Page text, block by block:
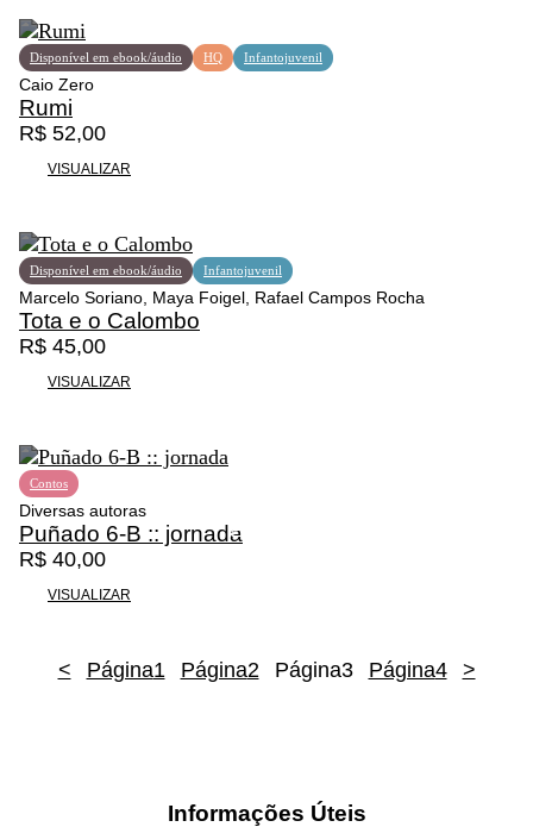
Disponível em ebook/áudio HQ Infantojuvenil
Caio Zero
Rumi
R$ 52,00
VISUALIZAR
Disponível em ebook/áudio Infantojuvenil
Marcelo Soriano, Maya Foigel, Rafael Campos Rocha
Tota e o Calombo
R$ 45,00
VISUALIZAR
Contos
Diversas autoras
Puñado 6-B :: jornada
R$ 40,00
VISUALIZAR
< Página1 Página2 Página3 Página4 >
Informações Úteis